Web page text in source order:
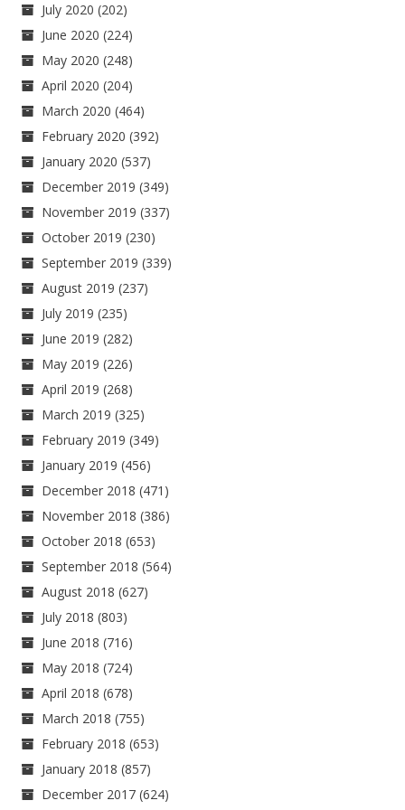
July 2020 (202)
June 2020 (224)
May 2020 (248)
April 2020 (204)
March 2020 (464)
February 2020 (392)
January 2020 (537)
December 2019 (349)
November 2019 (337)
October 2019 (230)
September 2019 (339)
August 2019 (237)
July 2019 (235)
June 2019 (282)
May 2019 (226)
April 2019 (268)
March 2019 (325)
February 2019 (349)
January 2019 (456)
December 2018 (471)
November 2018 (386)
October 2018 (653)
September 2018 (564)
August 2018 (627)
July 2018 (803)
June 2018 (716)
May 2018 (724)
April 2018 (678)
March 2018 (755)
February 2018 (653)
January 2018 (857)
December 2017 (624)